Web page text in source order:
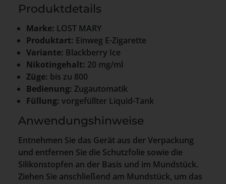
Produktdetails
Marke: LOST MARY
Produktart: Einweg E-Zigarette
Variante: Blackberry Ice
Nikotingehalt: 20 mg/ml
Züge: bis zu 800
Bedienung: Zugautomatik
Füllung: vorgefüllter Liquid-Tank
Anwendungshinweise
Entnehmen Sie das Gerät aus der Verpackung
und entfernen Sie die Schutzfolie sowie die
Silikonstopfen an der Basis und im Mundstück.
Ziehen Sie anschließend am Mundstück, um das